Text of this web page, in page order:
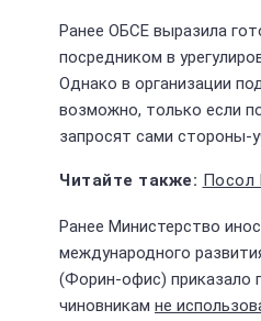
Ранее ОБСЕ выразила
посредником в
Однако в организации
возможно, только если
запросят сами стороны-
Посол России:
Ранее Министерство
международного
(Форин-офис) приказало
чиновникам не